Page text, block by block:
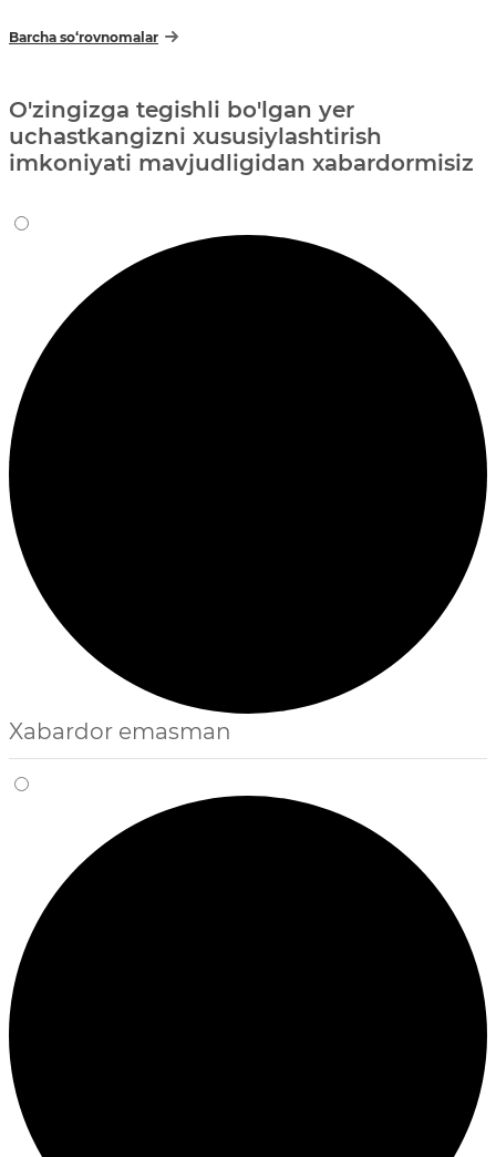
Barcha so‘rovnomalar
O'zingizga tegishli bo'lgan yer
uchastkangizni xususiylashtirish
imkoniyati mavjudligidan xabardormisiz
Xabardor emasman